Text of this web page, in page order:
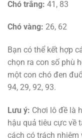
Chó trắng: 41, 83
Chó vàng: 26, 62
Bạn có thể kết hợp
chọn ra con số phù
một con chó đen
94, 29, 92, 93.
Lưu ý: Chơi lô đề là
hậu quả tiêu cực về
cách có trách